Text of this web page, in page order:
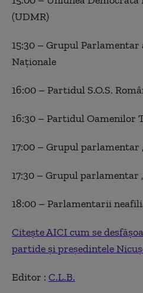
(UDMR)
15:30 – Grupul
Naționale
16:00 – Partidul S.O.S.
16:30 – Partidul Oamenilor
17:00 – Grupul
17:30 – Grupul parlamentar
18:00 – Parlamentarii
Citește AICI cum se
partide și președintele
Editor : C.L.B.